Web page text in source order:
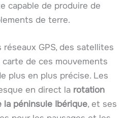
capable de produire de
de terre.
réseaux GPS, des satellites
de ces mouvements
plus en plus précise. Les
en direct la rotation
péninsule Ibérique, et ses